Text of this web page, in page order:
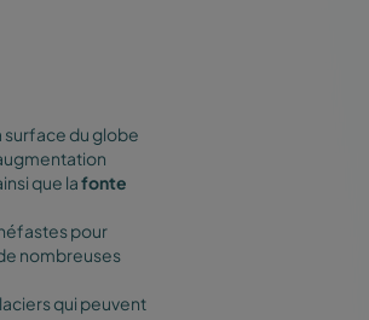
surface du globe
que lafonte
pour
nombreuses
qui peuvent